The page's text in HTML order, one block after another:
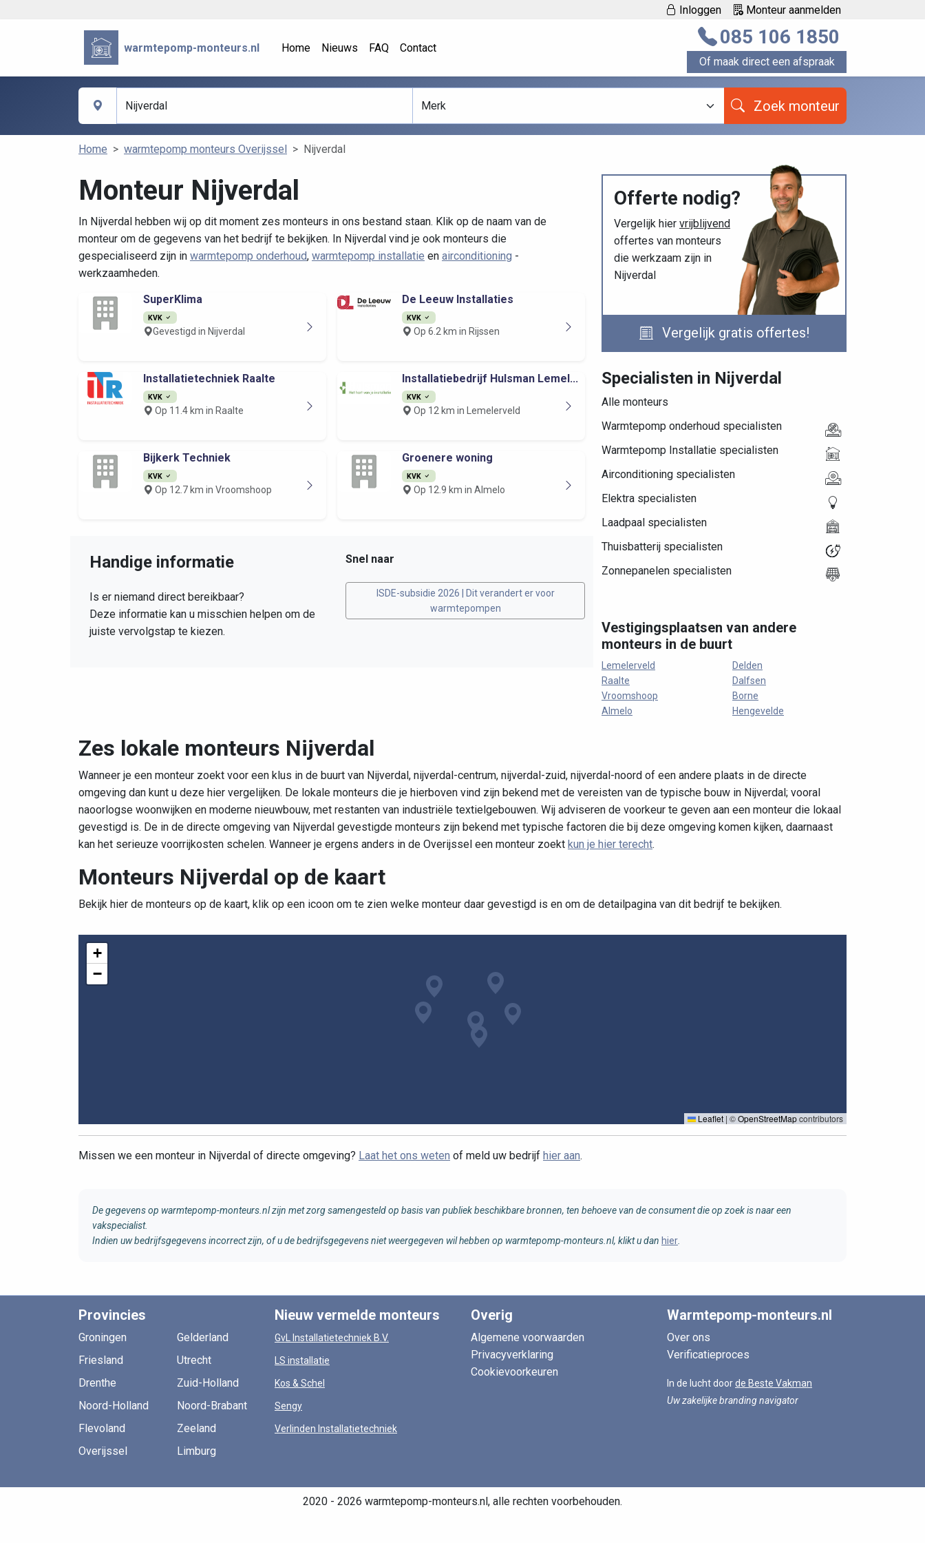
Inloggen Monteur aanmelden
warmtepomp-monteurs.nl Home Nieuws FAQ Contact 085 106 1850
Of maak direct een afspraak
Zoek monteur
Home warmtepomp monteurs Overijssel Nijverdal
Monteur Nijverdal
In Nijverdal hebben wij op dit moment zes monteurs in ons bestand staan. Klik op de naam van de
monteur om de gegevens van het bedrijf te bekijken. In Nijverdal vind je ook monteurs die
gespecialiseerd zijn in warmtepomp onderhoud, warmtepomp installatie en airconditioning -
werkzaamheden.
SuperKlima
KVK
Gevestigd in Nijverdal
De Leeuw Installaties
KVK
Op 6.2 km in Rijssen
Installatietechniek Raalte
KVK
Op 11.4 km in Raalte
Installatiebedrijf Hulsman Lemel...
KVK
Op 12 km in Lemelerveld
Bijkerk Techniek
KVK
Op 12.7 km in Vroomshoop
Groenere woning
KVK
Op 12.9 km in Almelo
Handige informatie
Is er niemand direct bereikbaar?
Deze informatie kan u misschien helpen om de
juiste vervolgstap te kiezen.
Snel naar
ISDE-subsidie 2026 | Dit verandert er voor
warmtepompen
Offerte nodig?
Vergelijk hier vrijblijvend
offertes van monteurs
die werkzaam zijn in
Nijverdal
Vergelijk gratis offertes!
Specialisten in Nijverdal
Alle monteurs
Warmtepomp onderhoud specialisten
Warmtepomp Installatie specialisten
Airconditioning specialisten
Elektra specialisten
Laadpaal specialisten
Thuisbatterij specialisten
Zonnepanelen specialisten
Vestigingsplaatsen van andere
monteurs in de buurt
Lemelerveld
Raalte
Vroomshoop
Almelo
Delden
Dalfsen
Borne
Hengevelde
Zes lokale monteurs Nijverdal
Wanneer je een monteur zoekt voor een klus in de buurt van Nijverdal, nijverdal-centrum, nijverdal-zuid, nijverdal-noord of een andere plaats in de directe
omgeving dan kunt u deze hier vergelijken. De lokale monteurs die je hierboven vind zijn bekend met de vereisten van de typische bouw in Nijverdal; vooral
naoorlogse woonwijken en moderne nieuwbouw, met restanten van industriële textielgebouwen. Wij adviseren de voorkeur te geven aan een monteur die lokaal
gevestigd is. De in de directe omgeving van Nijverdal gevestigde monteurs zijn bekend met typische factoren die bij deze omgeving komen kijken, daarnaast
kan het serieuze voorrijkosten schelen. Wanneer je ergens anders in de Overijssel een monteur zoekt kun je hier terecht.
Monteurs Nijverdal op de kaart
Bekijk hier de monteurs op de kaart, klik op een icoon om te zien welke monteur daar gevestigd is en om de detailpagina van dit bedrijf te bekijken.
+
−
Leaflet | ©OpenStreetMapcontributors
Missen we een monteur in Nijverdal of directe omgeving? Laat het ons weten of meld uw bedrijf hier aan.
De gegevens op warmtepomp-monteurs.nl zijn met zorg samengesteld op basis van publiek beschikbare bronnen, ten behoeve van de consument die op zoek is naar een
vakspecialist.
Indien uw bedrijfsgegevens incorrect zijn, of u de bedrijfsgegevens niet weergegeven wil hebben op warmtepomp-monteurs.nl, klikt u dan hier
Provincies
Groningen
Friesland
Drenthe
Noord-Holland
Flevoland
Overijssel
Gelderland
Utrecht
Zuid-Holland
Noord-Brabant
Zeeland
Limburg
Nieuw vermelde monteurs
GvL Installatietechniek B.V.
LS installatie
Kos & Schel
Sengy
Verlinden Installatietechniek
Overig
Algemene voorwaarden
Privacyverklaring
Cookievoorkeuren
Warmtepomp-monteurs.nl
Over ons
Verificatieproces
In de lucht doorde Beste Vakman
Uw zakelijke branding navigator
2020 - 2026 warmtepomp-monteurs.nl, alle rechten voorbehouden.